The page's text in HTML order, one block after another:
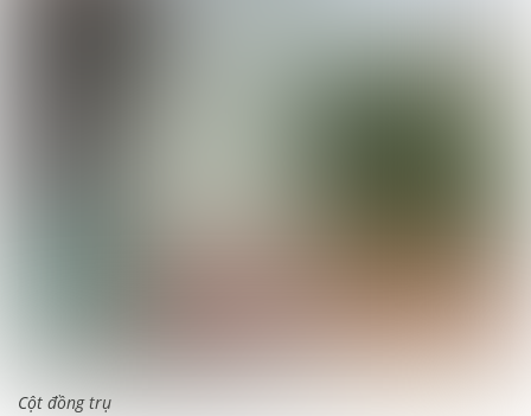
Cột đồng trụ